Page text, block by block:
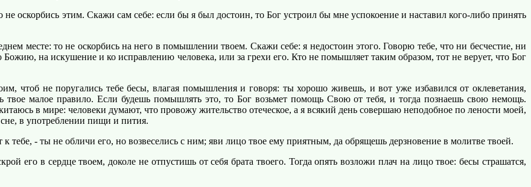
оскорбись этим. Скажи сам себе: если бы я был достоин, то Бог устроил бы мне успокоение и наставил кого-либо принять
месте: то не оскорбись на него в помышлении твоем. Скажи себе: я недостоин этого. Говорю тебе, что ни бесчестие, ни
на искушение и ко исправлению человека, или за грехи его. Кто не помышляет таким образом, тот не верует, что Бог
чтоб не поругались тебе бесы, влагая помышления и говоря: ты хорошо живешь, и вот уже избавился от оклеветания,
твое малое правило. Если будешь помышлять это, то Бог возьмет помощь Свою от тебя, и тогда познаешь свою немощь.
в мире: человеки думают, что провожу жительство отеческое, а я всякий день совершаю неподобное по лености моей,
в употреблении пищи и пития.
- ты не обличи его, но возвеселись с ним; яви лицо твое ему приятным, да обрящешь дерзновение в молитве твоей.
его в сердце твоем, доколе не отпустишь от себя брата твоего. Тогда опять возложи плач на лицо твое: бесы страшатся,